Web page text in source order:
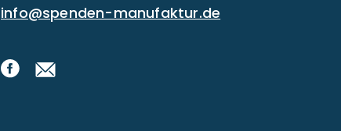
info@spenden-manufaktur.de